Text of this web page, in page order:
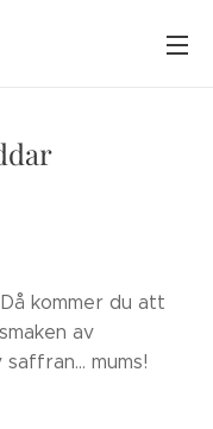
kommer du att
av
mums!